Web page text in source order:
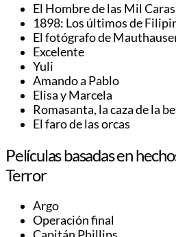
El Hombre de las Mil Caras
1898: Los últimos de
El fotógrafo de
Excelente
Yuli
Amando a Pablo
Elisa y Marcela
Romasanta, la caza de la
El faro de las orcas
Películas basadas en
Terror
Argo
Operación final